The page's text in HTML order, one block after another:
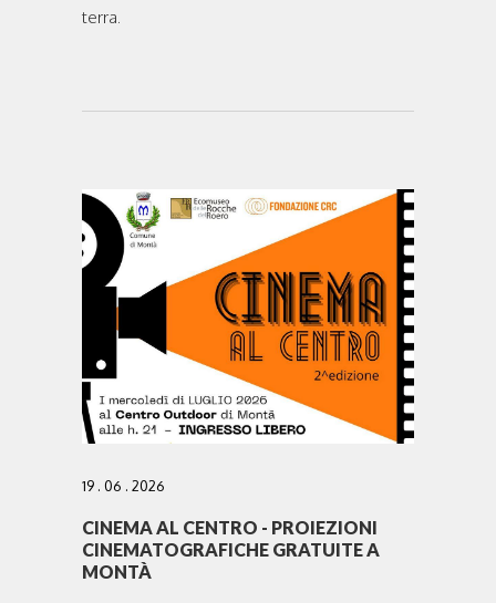
terra.
19 . 06 . 2026
CINEMA AL CENTRO - PROIEZIONI
CINEMATOGRAFICHE GRATUITE A
MONTÀ